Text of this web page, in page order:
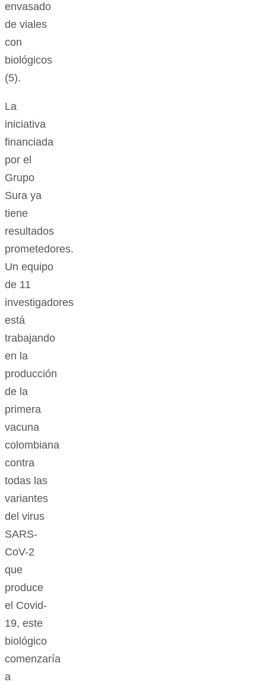
envasado
de viales
con
biológicos
(5).
La
iniciativa
financiada
por el
Grupo
Sura ya
tiene
resultados
prometedores.
Un equipo
de 11
investigadores
está
trabajando
en la
producción
de la
primera
vacuna
colombiana
contra
todas las
variantes
del virus
SARS-
CoV-2
que
produce
el Covid-
19, este
biológico
comenzaría
a